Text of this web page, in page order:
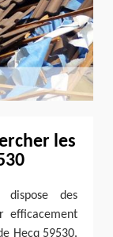
les
des
efficacement
Hecq 59530.